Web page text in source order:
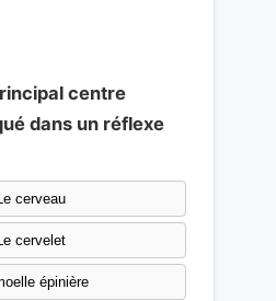
centre
dans un réflexe
cerveau
cervelet
épinière